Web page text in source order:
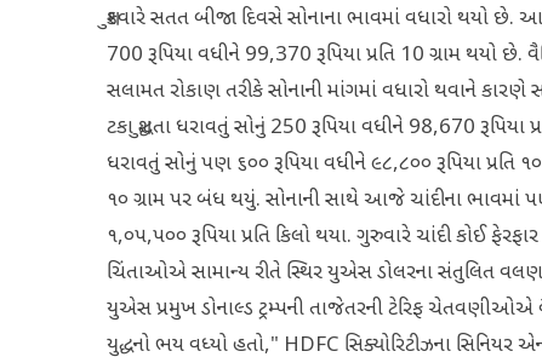
શુક્રવારે સતત બીજા દિવસે સોનાના ભાવમાં વધારો થયો છે.
700 રૂપિયા વધીને 99,370 રૂપિયા પ્રતિ 10 ગ્રામ થયો છે.
સલામત રોકાણ તરીકે સોનાની માંગમાં વધારો થવાને
ટકા શુદ્ધતા ધરાવતું સોનું 250 રૂપિયા વધીને 98,670
ધરાવતું સોનું પણ ૬૦૦ રૂપિયા વધીને ૯૮,૮૦૦ રૂપિયા પ્રતિ
૧૦ ગ્રામ પર બંધ થયું. સોનાની સાથે આજે ચાંદીના ભાવમાં
૧,૦૫,૫૦૦ રૂપિયા પ્રતિ કિલો થયા. ગુરુવારે ચાંદી કોઈ
ચિંતાઓએ સામાન્ય રીતે સ્થિર યુએસ ડોલરના સંતુલિત વલણને
યુએસ પ્રમુખ ડોનાલ્ડ ટ્રમ્પની તાજેતરની ટેરિફ ચેતવણીઓએ
યુદ્ધનો ભય વધ્યો હતો," HDFC સિક્યોરિટીઝના સિનિયર